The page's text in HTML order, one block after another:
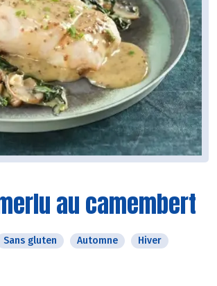
au camembert
Sans gluten Automne
Hiver